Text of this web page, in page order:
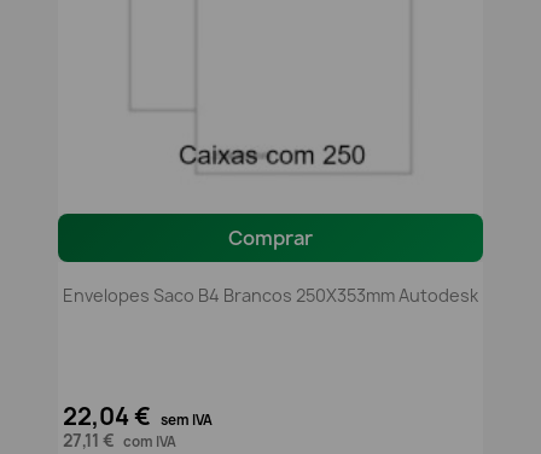
Comprar
Envelopes Saco B4 Brancos 250X353mm Autodesk
22,04 € sem IVA
27,11 € com IVA